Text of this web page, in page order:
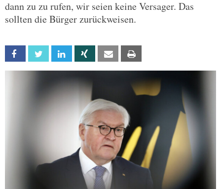
dann zu zu rufen, wir seien keine Versager. Das
sollten die Bürger zurückweisen.
Facebook Twitter Linkedin Xing Email